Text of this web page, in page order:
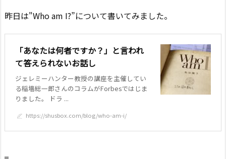
昨日は"Who am I?”について書いてみました。
「あなたは何者ですか？」と言われ
て答えられないお話し
ジェレミーハンター教授の講座を主催してい
る稲墻総一郎さんのコラムがForbesではじま
りました。 ドラ ...
https://shusbox.com/blog/who-am-i/